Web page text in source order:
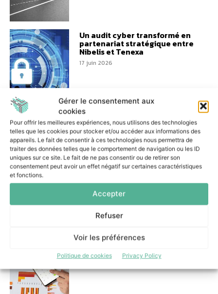
Gérer le consentement aux
cookies
Pour offrir les meilleures expériences, nous utilisons des technologies
telles que les cookies pour stocker et/ou accéder aux informations des
appareils. Le fait de consentir à ces technologies nous permettra de
traiter des données telles que le comportement de navigation ou les ID
uniques sur ce site. Le fait de ne pas consentir ou de retirer son
consentement peut avoir un effet négatif sur certaines caractéristiques
et fonctions.
Accepter
Refuser
Voir les préférences
Politique de cookies Privacy Policy
Un audit cyber transformé en
partenariat stratégique entre
Nibelis et Tenexa
17 juin 2026
Serious games et campagnes
ciblées : la stratégie cyber de
la Ville de Lille
16 juin 2026
manuelles et renforce sa
11 juin 2026